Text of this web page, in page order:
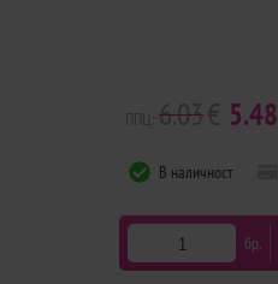
6.03 5.48
В наличност
бр.